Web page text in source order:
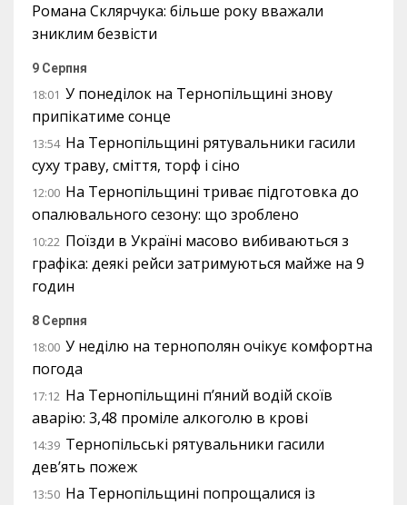
Романа Склярчука: більше року вважали
зниклим безвісти
9 Серпня
18:01 У понеділок на Тернопільщині знову
припікатиме сонце
13:54 На Тернопільщині рятувальники гасили
суху траву, сміття, торф і сіно
12:00 На Тернопільщині триває підготовка до
опалювального сезону: що зроблено
10:22 Поїзди в Україні масово вибиваються з
графіка: деякі рейси затримуються майже на 9
годин
8 Серпня
18:00 У неділю на тернополян очікує комфортна
погода
17:12 На Тернопільщині п’яний водій скоїв
аварію: 3,48 проміле алкоголю в крові
14:39 Тернопільські рятувальники гасили
дев’ять пожеж
13:50 На Тернопільщині попрощалися із